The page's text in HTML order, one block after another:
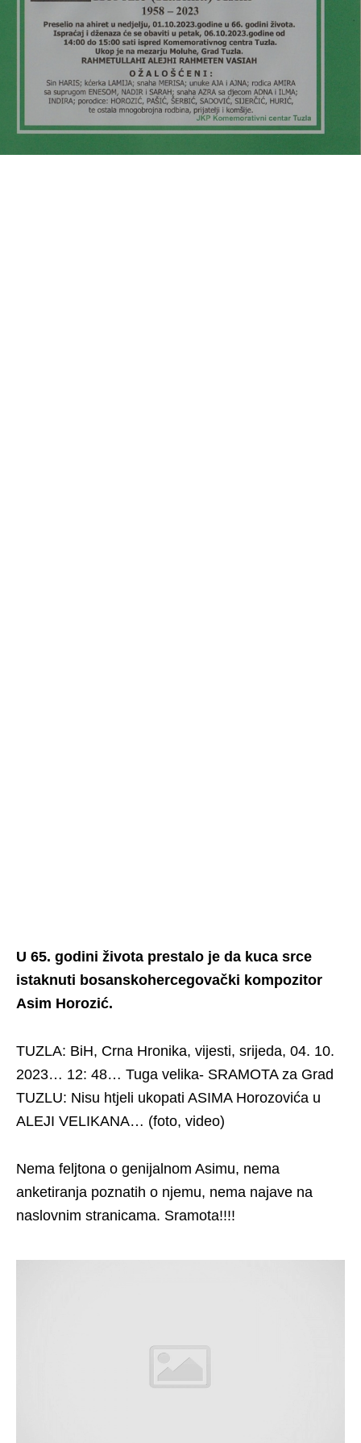
U 65. godini života prestalo je da kuca srce
istaknuti bosanskohercegovački kompozitor
Asim Horozić.
TUZLA: BiH, Crna Hronika, vijesti, srijeda, 04. 10.
2023… 12: 48… Tuga velika- SRAMOTA za Grad
TUZLU: Nisu htjeli ukopati ASIMA Horozovića u
ALEJI VELIKANA… (foto, video)
Nema feljtona o genijalnom Asimu, nema
anketiranja poznatih o njemu, nema najave na
naslovnim stranicama. Sramota!!!!